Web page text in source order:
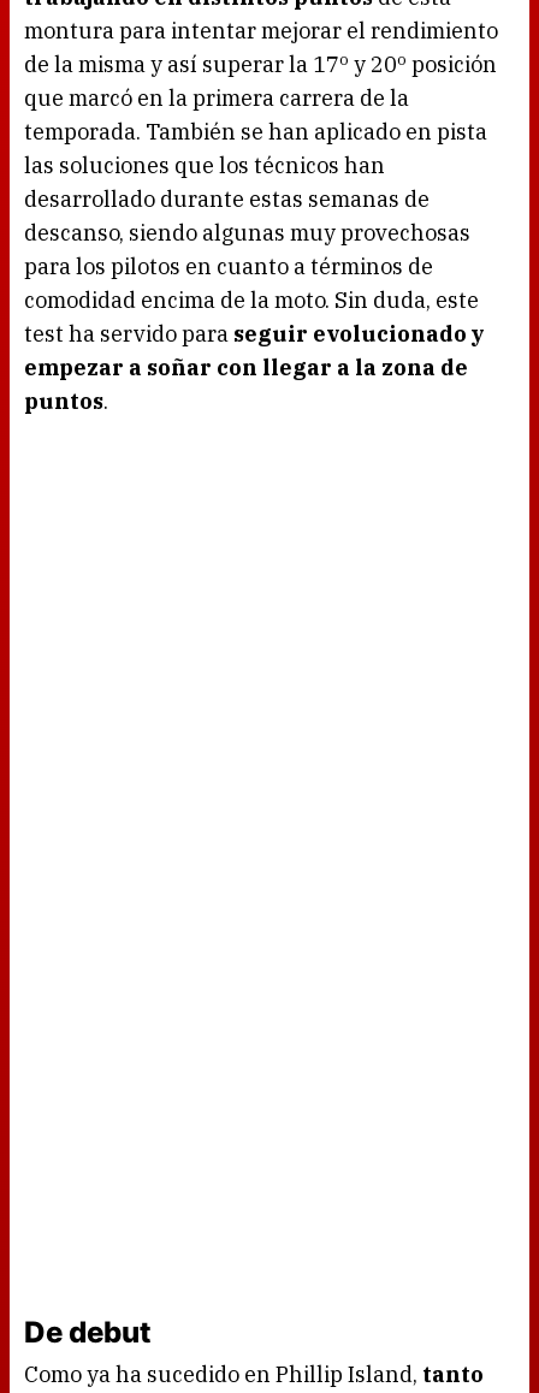
montura para intentar mejorar el rendimiento
de la misma y así superar la 17º y 20º posición
que marcó en la primera carrera de la
temporada. También se han aplicado en pista
las soluciones que los técnicos han
desarrollado durante estas semanas de
descanso, siendo algunas muy provechosas
para los pilotos en cuanto a términos de
comodidad encima de la moto. Sin duda, este
test ha servido para seguir evolucionado y
empezar a soñar con llegar a la zona de
puntos.
De debut
Como ya ha sucedido en Phillip Island, tanto